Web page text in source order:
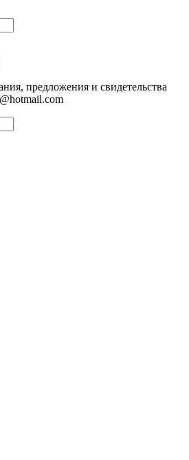
предложения и свидетельства